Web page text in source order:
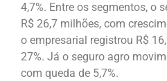
4,7%. Entre os segmentos, o
R$ 26,7 milhões, com
o empresarial registrou R$
27%. Já o seguro agro
com queda de 5,7%.